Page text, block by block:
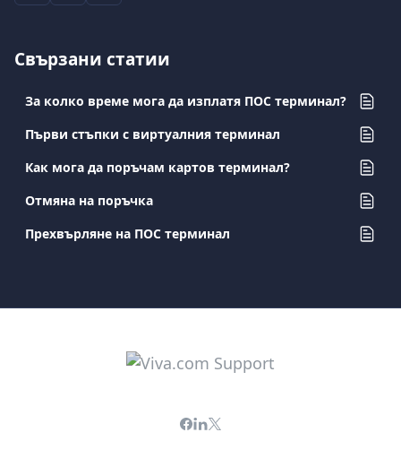
Свързани статии
За колко време мога да изплатя ПОС терминал?
Първи стъпки с виртуалния терминал
Как мога да поръчам картов терминал?
Отмяна на поръчка
Прехвърляне на ПОС терминал